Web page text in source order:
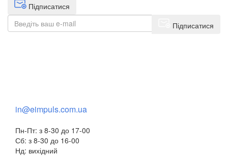
Підписатися
Підписатися
in@eimpuls.com.ua
Пн-Пт: з 8-30 до 17-00
Сб: з 8-30 до 16-00
Нд: вихідний